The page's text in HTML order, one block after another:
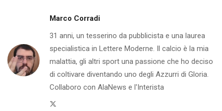
Marco Corradi
31 anni, un tesserino da pubblicista e una laurea
specialistica in Lettere Moderne. Il calcio è la mia
malattia, gli altri sport una passione che ho deciso
di coltivare diventando uno degli Azzurri di Gloria.
Collaboro con AlaNews e l'Interista